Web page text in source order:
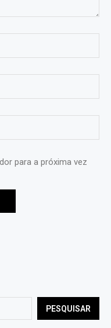
para a próxima vez
PESQUISAR